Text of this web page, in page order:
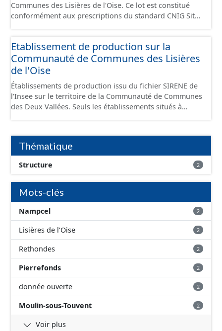
Communes des Lisières de l'Oise. Ce lot est constitué
conformément aux prescriptions du standard CNIG Sites
Etablissement de production sur la
Communauté de Communes des Lisières
de l'Oise
Établissements de production issu du fichier SIRENE de
l'Insee sur le territoire de la Communauté de Communes
des Deux Vallées. Seuls les établissements situés à
conformément aux prescriptions du standard CNIG Sites
Économiques. Ce lot ne contient pas la référence aux
terrains à vocation économique à ce jour. Il est filtré au-
delà des prescriptions du CNIG se limitant aux SCI.
Thématique
Structure 2
Mots-clés
Nampcel 2
Lisières de l’Oise 2
Rethondes 2
Pierrefonds 2
donnée ouverte 2
Moulin-sous-Touvent 2
Voir plus